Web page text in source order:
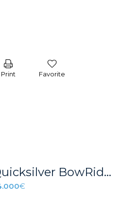
Print Favorite
Quicksilver BowRider 555
€